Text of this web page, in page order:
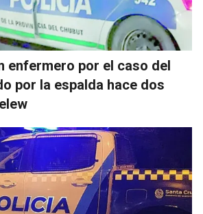
enfermero por el caso del
por la espalda hace dos